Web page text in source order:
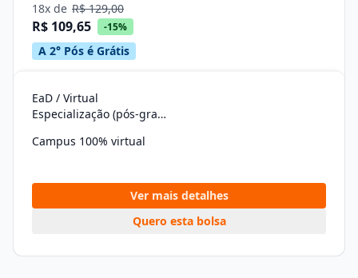
18x de R$ 129,00
R$ 109,65 -15%
A 2° Pós é Grátis
EaD / Virtual
Especialização (pós-graduação)
Campus 100% virtual
Ver mais detalhes
Quero esta bolsa